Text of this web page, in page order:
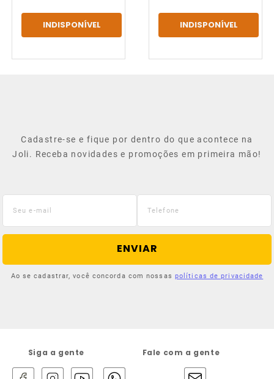
INDISPONÍVEL INDISPONÍVEL
Cadastre-se e fique por dentro do que acontece na
Joli. Receba novidades e promoções em primeira mão!
ENVIAR
Ao se cadastrar, você concorda com nossas políticas de privacidade
Siga a gente Fale com a gente